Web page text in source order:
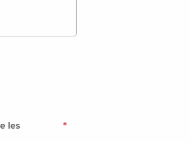
les *